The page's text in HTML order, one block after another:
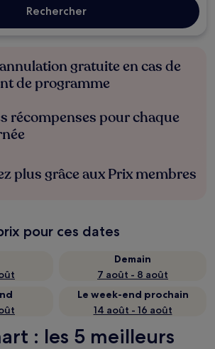
Rechercher
gratuite en cas de
de programme
récompenses pour chaque
plus grâce aux Prix membres
pour ces dates
Demain
7 août - 8 août
Le week-end prochain
14 août - 16 août
: les 5 meilleurs